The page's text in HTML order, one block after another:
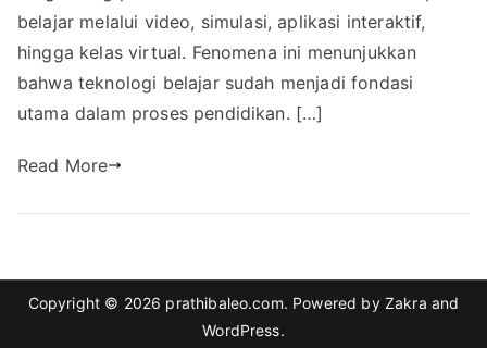
belajar melalui video, simulasi, aplikasi interaktif,
hingga kelas virtual. Fenomena ini menunjukkan
bahwa teknologi belajar sudah menjadi fondasi
utama dalam proses pendidikan. […]
Read More
Copyright © 2026 prathibaleo.com. Powered by Zakra and
WordPress.